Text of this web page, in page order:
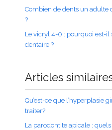
Combien de dents un
?
Le vicryl 4-0 : pourquoi est-
dentaire ?
Articles
Qu’est-ce que l’hyperplasie
traiter?
La parodontite apicale :